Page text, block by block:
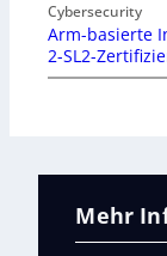
Cybersecurity
Arm-basierte
2-SL2-
Mehr